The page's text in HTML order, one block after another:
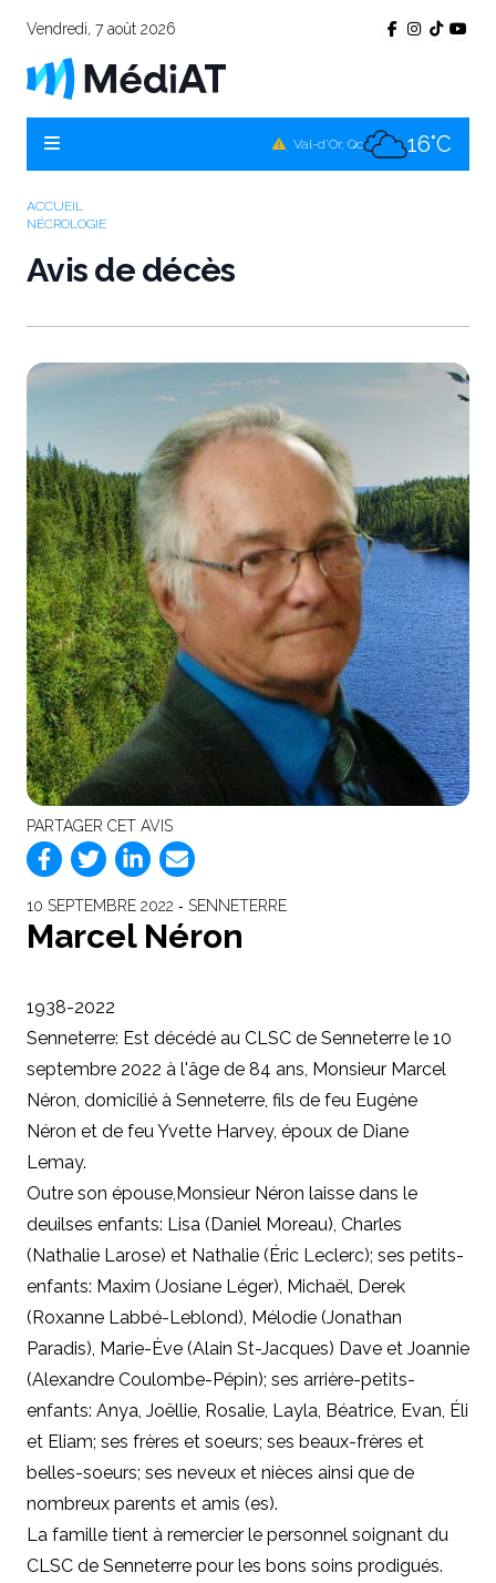
Vendredi, 7 août 2026
Val-d'Or, Qc 16°C
ACCUEIL
NÉCROLOGIE
Avis de décès
PARTAGER CET AVIS
10 SEPTEMBRE 2022 ‐ SENNETERRE
Marcel Néron
1938-2022
Senneterre: Est décédé au CLSC de Senneterre le 10
septembre 2022 à l'âge de 84 ans, Monsieur Marcel
Néron, domicilié à Senneterre, fils de feu Eugène
Néron et de feu Yvette Harvey, époux de Diane
Lemay.
Outre son épouse, Monsieur Néron laisse dans le
deuilses enfants: Lisa (Daniel Moreau), Charles
(Nathalie Larose) et Nathalie (Éric Leclerc); ses petits-
enfants: Maxim (Josiane Léger), Michaël, Derek
(Roxanne Labbé-Leblond), Mélodie (Jonathan
Paradis), Marie-Ève (Alain St-Jacques) Dave et Joannie
(Alexandre Coulombe-Pépin); ses arrière-petits-
enfants: Anya, Joëllie, Rosalie, Layla, Béatrice, Evan, Éli
et Eliam; ses frères et soeurs; ses beaux-frères et
belles-soeurs; ses neveux et nièces ainsi que de
nombreux parents et amis (es).
La famille tient à remercier le personnel soignant du
CLSC de Senneterre pour les bons soins prodigués.